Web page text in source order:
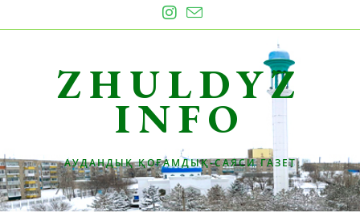
ZHULDYZ
INFO
АУДАНДЫҚ ҚОҒАМДЫҚ-САЯСИ ГАЗЕТ